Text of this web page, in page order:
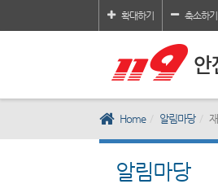
확대하기 축소하기
Home 알림마당
알림마당